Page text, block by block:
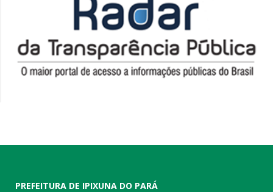
PREFEITURA DE IPIXUNA DO PARÁ